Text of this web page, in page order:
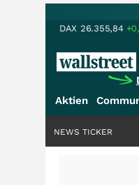
DAX 26.355,84
Aktien
NEWS TICKER